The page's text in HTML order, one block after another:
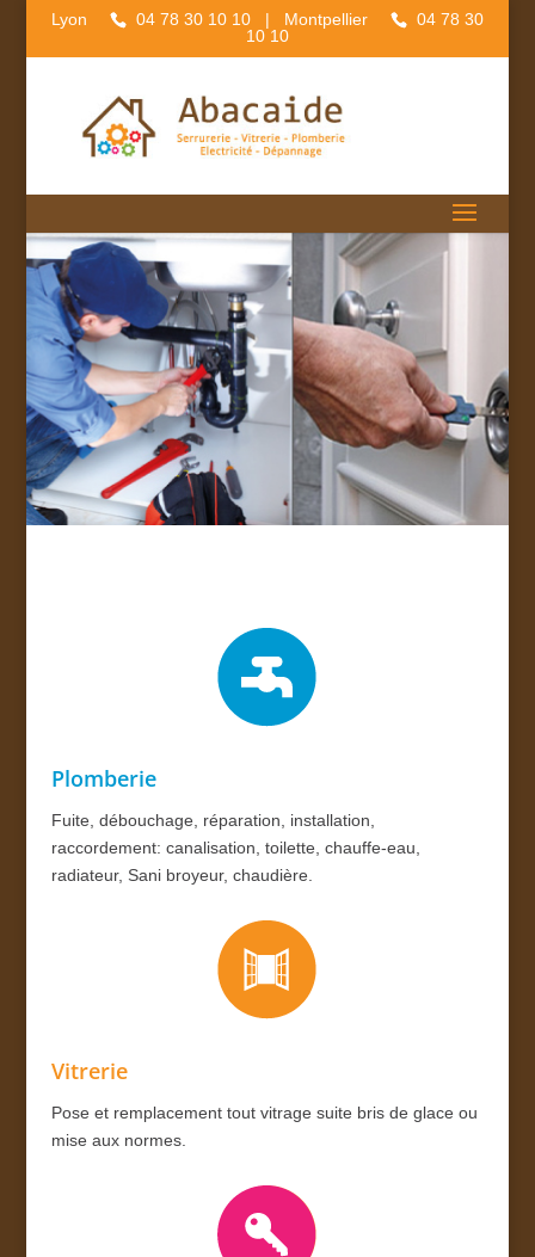
Lyon 04 78 30 10 10 | Montpellier
04 78 30
10 10
Plomberie
Fuite, débouchage, réparation, installation,
raccordement: canalisation, toilette, chauffe-eau,
radiateur, Sani broyeur, chaudière.
Vitrerie
Pose et remplacement tout vitrage suite bris de glace ou
mise aux normes.